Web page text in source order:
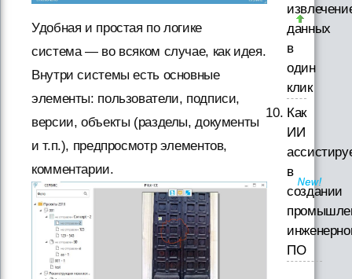
Удобная и простая по логике
система — во всяком случае, как идея.
Внутри системы есть основные
элементы: пользователи, подписи,
версии, объекты (разделы, документы
и т.п.), предпросмотр элементов,
комментарии.
данных
в
один
клик
Как
ИИ
в
создании
ПО